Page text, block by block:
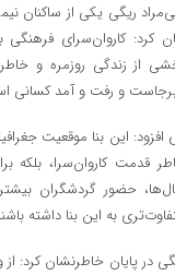
ریگی یکی از ساکنان
کرد: کاروان‌سرای
از زندگی روزمره‌ و
و رفت و آمد کسانی‌
افزود: این بنا موقعیت
قدمت کاروان‌سرا،
حضور گردشگران
به این بنا داشته
در پایان خاطرنشان کرد: